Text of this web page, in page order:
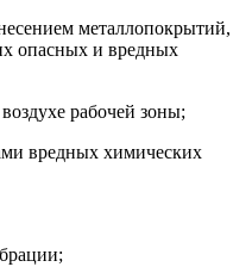
металлопокрытий,
опасных и вредных
рабочей зоны;
вредных химических